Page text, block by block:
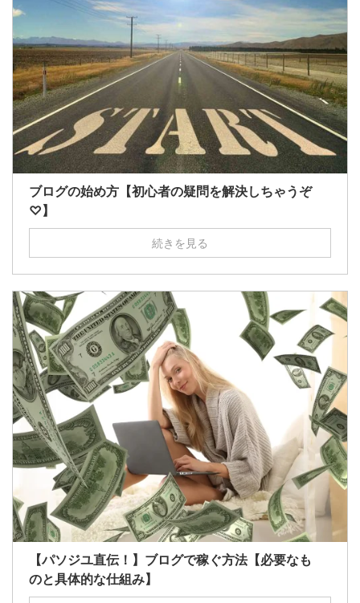
ブログの始め方【初心者の疑問を解決しちゃうぞ
♡】
続きを見る
【パソジユ直伝！】ブログで稼ぐ方法【必要なも
のと具体的な仕組み】